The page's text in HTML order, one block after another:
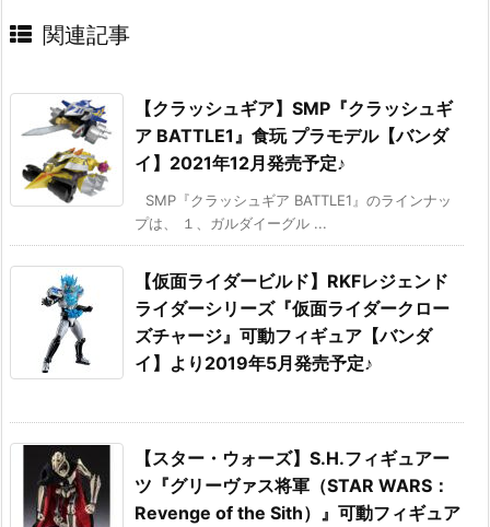
関連記事
【クラッシュギア】SMP『クラッシュギ
ア BATTLE1』食玩 プラモデル【バンダ
イ】2021年12月発売予定♪
SMP『クラッシュギア BATTLE1』のラインナッ
プは、 １、ガルダイーグル ...
【仮面ライダービルド】RKFレジェンド
ライダーシリーズ『仮面ライダークロー
ズチャージ』可動フィギュア【バンダ
イ】より2019年5月発売予定♪
【スター・ウォーズ】S.H.フィギュアー
ツ『グリーヴァス将軍（STAR WARS：
Revenge of the Sith）』可動フィギュア